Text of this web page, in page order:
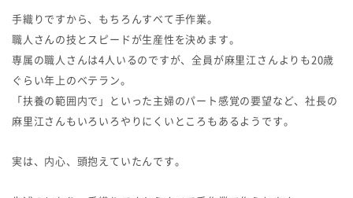
手織りですから、もちろんすべて手作業。
職人さんの技とスピードが生産性を決めます。
専属の職人さんは4人いるのですが、全員が麻里江さんよりも20歳
ぐらい年上のベテラン。
「扶養の範囲内で」といった主婦のパート感覚の要望など、社長の
麻里江さんもいろいろやりにくいところもあるようです。
実は、内心、頭抱えていたんです。